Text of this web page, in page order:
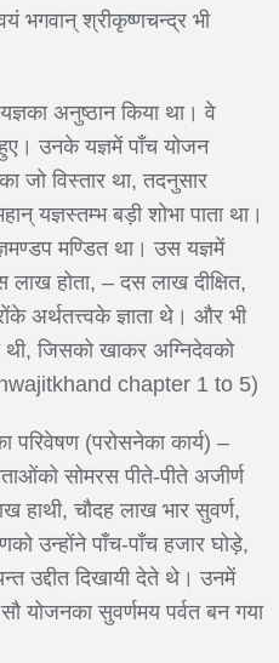
भगवान् श्रीकृष्णचन्द्र भी
अनुष्ठान किया था। वे
हुए। उनके यज्ञमें पाँच योजन
जो विस्तार था, तदनुसार
यज्ञस्तम्भ बड़ी शोभा पाता था।
मण्डित था। उस यज्ञमें
होता, – दस लाख दीक्षित,
अर्थतत्त्वके ज्ञाता थे। और भी
जिसको खाकर अग्निदेवको
chapter 1 to 5)
(परोसनेका कार्य) –
सोमरस पीते-पीते अजीर्ण
हाथी, चौदह लाख भार सुवर्ण,
उन्होंने पाँच-पाँच हजार घोड़े,
उद्दीत दिखायी देते थे। उनमें
योजनका सुवर्णमय पर्वत बन गया